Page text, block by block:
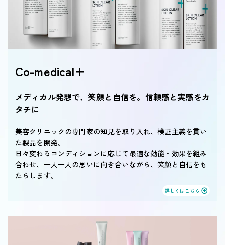
Co-medical+
メディカル発想で、笑顔と自信を。信頼感と実感をカ
タチに
美容クリニックの専門家の知見を取り入れ、検証主義を貫い
た製品を開発。
日々変わるコンディションに応じて最適な効能・効果を組み
合わせ、一人一人の思いに向き合いながら、笑顔と自信をも
たらします。
詳しくはこちら